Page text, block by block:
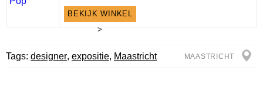
BEKIJK WINKEL
>
Tags: designer, expositie, Maastricht MAASTRICHT